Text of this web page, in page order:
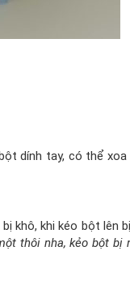
dính tay, có thể
khô, khi kéo bột lên
thôi nha, kẻo bột bị